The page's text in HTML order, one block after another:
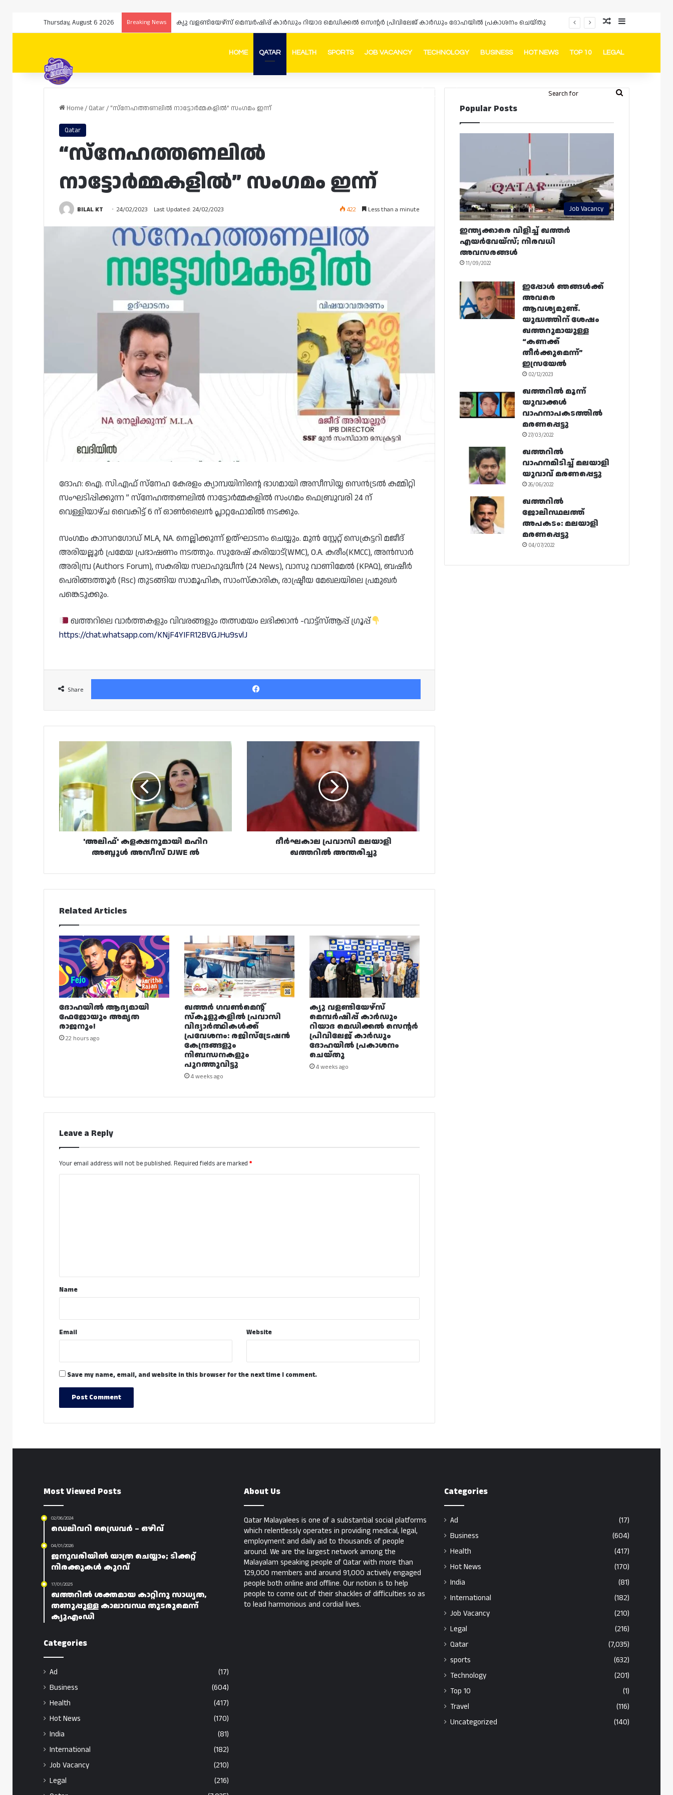
Thursday, August 6 2026 Breaking News ക്യു വളണ്ടിയേഴ്‌സ് മെമ്പർഷിപ്പ് കാർഡും റിയാദ മെഡിക്കൽ സെന്റർ പ്രിവിലേജ് കാർഡും ദോഹയിൽ പ്രകാശനം ചെയ്തു Random Article
Sidebar
HOME QATAR HEALTH SPORTS JOB VACANCY TECHNOLOGY BUSINESS HOT NEWS TOP 10 LEGAL
FacebookInstagram
Telegram
Whatsapp Random Article
Switch skin
Search
Home/ Qatar/ “സ്നേഹത്തണലിൽ നാട്ടോർമ്മകളിൽ” സംഗമം ഇന്ന്
Qatar
“സ്നേഹത്തണലിൽ
നാട്ടോർമ്മകളിൽ” സംഗമം ഇന്ന്
BILAL KT 24/02/2023 Last Updated: 24/02/2023 422 Less than a minute
ദോഹ: ഐ. സി.എഫ് സ്നേഹ കേരളം ക്യാമ്പയിനിന്റെ ഭാഗമായി അസീസിയ്യ സെൻട്രൽ കമ്മിറ്റി
സംഘടിപ്പിക്കുന്ന ” സ്നേഹത്തണലിൽ നാട്ടോർമ്മകളിൽ സംഗമം ഫെബ്രുവരി 24 ന്
വെള്ളിയാഴ്ച വൈകിട്ട് 6 ന് ഓൺലൈൻ പ്ലാറ്റഫോമിൽ നടക്കും.
സംഗമം കാസറഗോഡ് MLA, NA. നെല്ലിക്കുന്ന് ഉത്ഘാടനം ചെയ്യും. മുൻ സ്റ്റേറ്റ് സെക്രട്ടറി മജീദ്
അരിയല്ലൂർ പ്രമേയ പ്രഭാഷണം നടത്തും. സുരേഷ് കരിയാട്(WMC), O.A. കരീം(KMCC), അൻസാർ
അരിമ്പ്ര (Authors Forum), സകരിയ സലാഹുദ്ധീൻ (24 News), വാസു വാണിമേൽ (KPAQ), ബഷീർ
പെരിങ്ങത്തൂർ (Rsc) തുടങ്ങിയ സാമൂഹിക, സാംസ്കാരിക, രാഷ്ട്രീയ മേഖലയിലെ പ്രമുഖർ
പങ്കെടുക്കും.
ഖത്തറിലെ വാർത്തകളും വിവരങ്ങളും തത്സമയം ലഭിക്കാൻ -വാട്ട്സ്ആപ്പ് ഗ്രൂപ്പ്
https://chat.whatsapp.com/KNjF4YIFR12BVGJHu9svlJ
Share
Facebook
'അലിഫ്'
കളക്ഷനുമായി
മഹിറ
അബ്ദുൾ
അസീസ്
DJWE
ൽ
'അലിഫ്' കളക്ഷനുമായി മഹിറ
അബ്ദുൾ അസീസ് DJWE ൽ
പ്രവാസി
ദീർഘകാല പ്രവാസി മലയാളി
ഖത്തറിൽ അന്തരിച്ചു
Related Articles
ദോഹയിൽ ആദ്യമായി
ഫേജോയും അമൃത
രാജനും!
22 hours ago
ഖത്തർ ഗവൺമെന്റ്
സ്കൂളുകളിൽ പ്രവാസി
വിദ്യാർത്ഥികൾക്ക്
പ്രവേശനം: രജിസ്ട്രേഷൻ
കേന്ദ്രങ്ങളും
നിബന്ധനകളും
പുറത്തുവിട്ടു
4 weeks ago
ക്യു വളണ്ടിയേഴ്‌സ്
മെമ്പർഷിപ്പ് കാർഡും
റിയാദ മെഡിക്കൽ സെന്റർ
പ്രിവിലേജ് കാർഡും
ദോഹയിൽ പ്രകാശനം
ചെയ്തു
4 weeks ago
Leave a Reply
Your email address will not be published. Required fields are marked *
*Name
Email Website
Save my name, email, and website in this browser for the next time I comment.
Popular Posts
Job Vacancy
ഇന്ത്യക്കാരെ വിളിച്ച് ഖത്തർ
എയർവേയ്‌സ്; നിരവധി
അവസരങ്ങൾ
11/09/2022
ഇപ്പോൾ ഞങ്ങൾക്ക്
അവരെ
ആവശ്യമുണ്ട്.
യുദ്ധത്തിന് ശേഷം
ഖത്തറുമായുള്ള
“കണക്ക്
തീർക്കുമെന്ന്”
ഇസ്രയേൽ
02/12/2023
ഖത്തറിൽ മൂന്ന്
യുവാക്കൾ
വാഹനാപകടത്തിൽ
മരണപ്പെട്ടു
27/03/2022
ഖത്തറിൽ
വാഹനമിടിച്ച് മലയാളി
യുവാവ് മരണപ്പെട്ടു
26/06/2022
ഖത്തറിൽ
ജോലിസ്ഥലത്ത്
അപകടം: മലയാളി
മരണപ്പെട്ടു
04/07/2022
Most Viewed Posts
02/06/2024
ഡെലിവറി ഡ്രൈവർ – ഒഴിവ്
04/01/2026
ജനുവരിയിൽ യാത്ര ചെയ്യാം; ടിക്കറ്റ്
നിരക്കുകൾ കുറവ്
17/01/2025
ഖത്തറിൽ ശക്തമായ കാറ്റിനു സാധ്യത,
തണുപ്പുള്ള കാലാവസ്ഥ തുടരുമെന്ന്
ക്യുഎംഡി
Categories
Ad
(17)
Business
(604)
Health
(417)
Hot News
(170)
India
(81)
International
(182)
Job Vacancy
(210)
Legal
(216)
About Us
Qatar Malayalees is one of a substantial social platforms
which relentlessly operates in providing medical, legal,
employment and daily aid to thousands of people
around. We are the largest network among the
Malayalam speaking people of Qatar with more than
129,000 members and around 91,000 actively engaged
people both online and offline. Our notion is to help
people to come out of their shackles of difficulties so as
to lead harmonious and cordial lives.
Categories
Ad
(17)
Business
(604)
Health
(417)
Hot News
(170)
India
(81)
International
(182)
Job Vacancy
(210)
Legal
(216)
Qatar
(7,035)
sports
(632)
Technology
(201)
Top 10
(1)
Travel
(116)
Uncategorized
(140)